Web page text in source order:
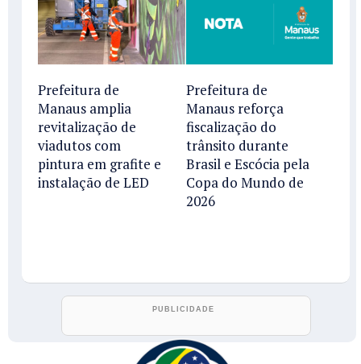
Prefeitura de
Manaus amplia
revitalização de
viadutos com
pintura em grafite e
instalação de LED
Prefeitura de
Manaus reforça
fiscalização do
trânsito durante
Brasil e Escócia pela
Copa do Mundo de
2026